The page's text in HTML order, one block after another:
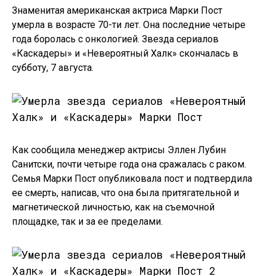
Знаменитая американская актриса Марки Пост
умерла в возрасте 70-ти лет. Она последние четыре
года боролась с онкологией. Звезда сериалов
«Каскадеры» и «Невероятный Халк» скончалась в
субботу, 7 августа.
Как сообщила менеджер актрисы Эллен Лубин
Санитски, почти четыре года она сражалась с раком.
Семья Марки Пост опубликовала пост и подтвердила
ее смерть, написав, что она была притягательной и
магнетической личностью, как на съемочной
площадке, так и за ее пределами.